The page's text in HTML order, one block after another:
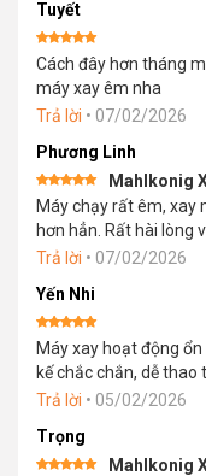
Tuyết
Được xếp
hạng 5 5
sao
Cách đây hơn tháng
máy xay êm nha
Trả lời • 07/02/2026
Phương Linh
Được xếp
hạng 55
sao
Mahlkonig
Máy chạy rất êm, xay
hơn hẳn. Rất hài lòng
Trả lời • 07/02/2026
Yến Nhi
Được xếp
hạng 55
sao
Máy xay hoạt động
kế chắc chắn, dễ thao
Trả lời • 05/02/2026
Trọng
Mahlkonig